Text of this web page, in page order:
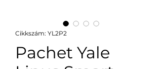
Cikkszám: YL2P2
Pachet Yale